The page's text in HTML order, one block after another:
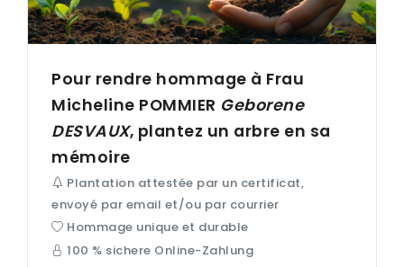
Pour rendre hommage à Frau
Micheline POMMIER Geborene
DESVAUX, plantez un arbre en sa
mémoire
Plantation attestée par un certificat,
envoyé par email et/ou par courrier
Hommage unique et durable
100 % sichere Online-Zahlung